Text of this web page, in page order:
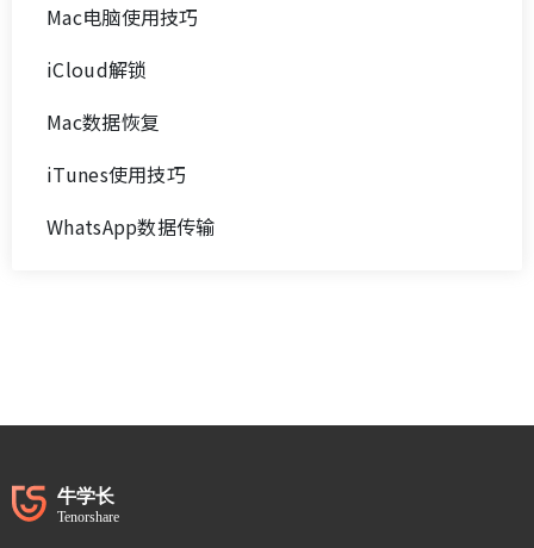
Mac电脑使用技巧
iCloud解锁
Mac数据恢复
iTunes使用技巧
WhatsApp数据传输